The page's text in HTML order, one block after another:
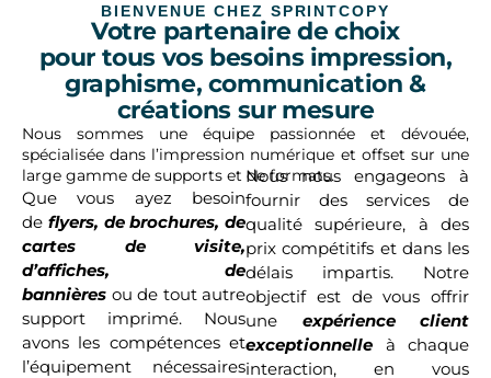
BIENVENUE CHEZ SPRINTCOPY
Votre partenaire de choix
pour tous vos besoins impression,
graphisme, communication &
créations sur mesure
Nous sommes une équipe passionnée et dévouée,
spécialisée dans l’impression numérique et offset sur une
large gamme de supports et de formats.
Que vous ayez besoin
de flyers, de brochures, de
cartes de visite,
d’affiches, de
bannières ou de tout autre
support imprimé. Nous
avons les compétences et
l’équipement nécessaires
Nous nous engageons à
fournir des services de
qualité supérieure, à des
prix compétitifs et dans les
délais impartis. Notre
objectif est de vous offrir
une expérience client
exceptionnelle à chaque
interaction, en vous